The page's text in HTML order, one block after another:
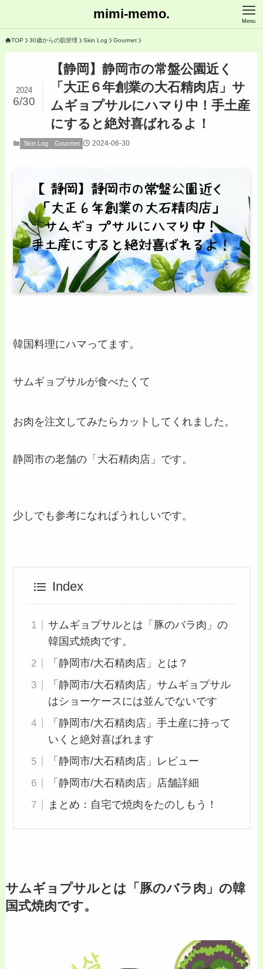
mimi-memo. Menu
TOP 30歳からの肌管理 Skin Log Gourmet
【静岡】静岡市の常盤公園近く
「大正６年創業の大石精肉店」サ
ムギョプサルにハマり中！手土産
にすると絶対喜ばれるよ！
2024
6/30
Skin Log Gourmet 2024-06-30
韓国料理にハマってます。
サムギョプサルが食べたくて
お肉を注文してみたらカットしてくれました。
静岡市の老舗の「大石精肉店」です。
少しでも参考になればうれしいです。
Index
サムギョプサルとは「豚のバラ肉」の
韓国式焼肉です。
「静岡市/大石精肉店」とは？
「静岡市/大石精肉店」サムギョプサル
はショーケースには並んでないです
「静岡市/大石精肉店」手土産に持って
いくと絶対喜ばれます
「静岡市/大石精肉店」レビュー
「静岡市/大石精肉店」店舗詳細
まとめ：自宅で焼肉をたのしもう！
サムギョプサルとは「豚のバラ肉」の韓
国式焼肉です。